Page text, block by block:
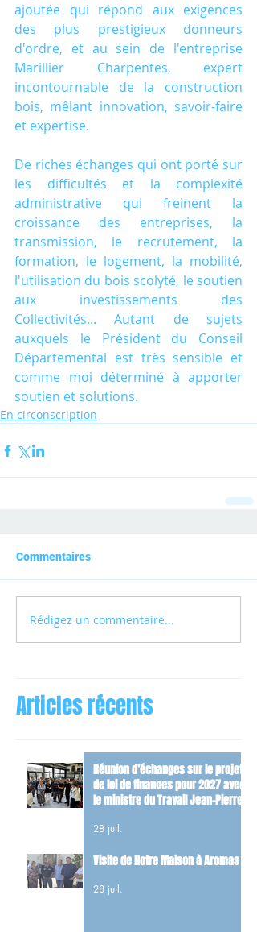
ajoutée qui répond aux exigences
des plus prestigieux donneurs
d'ordre, et au sein de l'entreprise
Marillier Charpentes, expert
incontournable de la construction
bois, mêlant innovation, savoir-faire
et expertise.
De riches échanges qui ont porté sur
les difficultés et la complexité
administrative qui freinent la
croissance des entreprises, la
transmission, le recrutement, la
formation, le logement, la mobilité,
l'utilisation du bois scolyté, le soutien
aux investissements des
Collectivités... Autant de sujets
auxquels le Président du Conseil
Départemental est très sensible et
comme moi déterminé à apporter
soutien et solutions.
En circonscription
Commentaires
Rédigez un commentaire...
Articles récents
Réunion d’échanges sur le projet
de loi de finances pour 2027 avec
le ministre du Travail Jean-Pierre
28 juil.
Visite de Notre Maison à Aromas
28 juil.